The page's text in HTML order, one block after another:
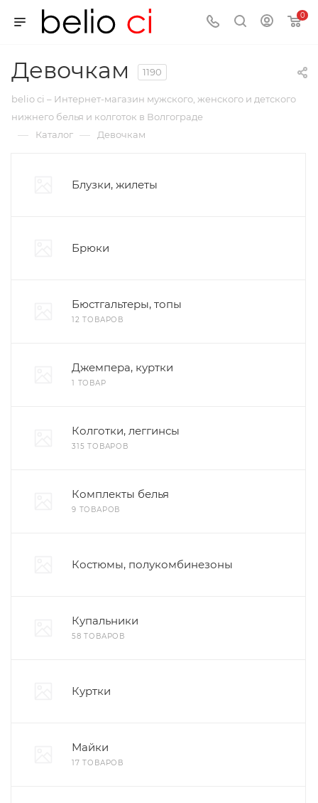
0
Девочкам 1190
belio ci – Интернет-магазин мужского, женского и детского
нижнего белья и колготок в Волгограде
— Каталог — Девочкам
Блузки, жилеты
Брюки
Бюстгальтеры, топы
12 ТОВАРОВ
Джемпера, куртки
1 ТОВАР
Колготки, леггинсы
315 ТОВАРОВ
Комплекты белья
9 ТОВАРОВ
Костюмы, полукомбинезоны
Купальники
58 ТОВАРОВ
Куртки
Майки
17 ТОВАРОВ